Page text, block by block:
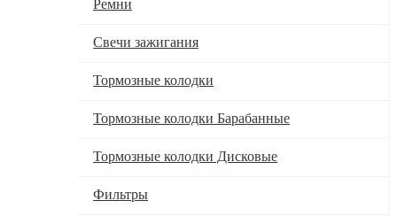
Ремни
Свечи зажигания
Тормозные колодки
Тормозные колодки Барабанные
Тормозные колодки Дисковые
Фильтры